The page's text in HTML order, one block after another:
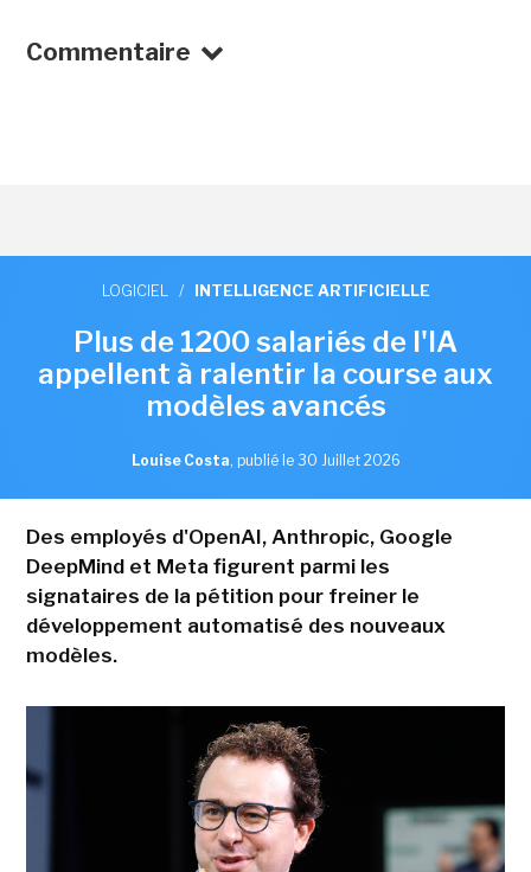
Commentaire
LOGICIEL / INTELLIGENCE ARTIFICIELLE
Plus de 1200 salariés de l'IA
appellent à ralentir la course aux
modèles avancés
Louise Costa, publié le 30 Juillet 2026
Des employés d'OpenAI, Anthropic, Google
DeepMind et Meta figurent parmi les
signataires de la pétition pour freiner le
développement automatisé des nouveaux
modèles.